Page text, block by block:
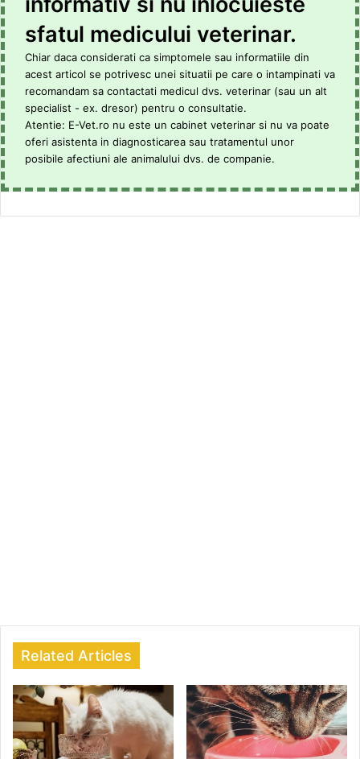
sfatul medicului veterinar.
Chiar daca considerati ca simptomele sau informatiile din
acest articol se potrivesc unei situatii pe care o intampinati va
recomandam sa contactati medicul dvs. veterinar (sau un alt
specialist - ex. dresor) pentru o consultatie.
Atentie: E-Vet.ro nu este un cabinet veterinar si nu va poate
oferi asistenta in diagnosticarea sau tratamentul unor
posibile afectiuni ale animalului dvs. de companie.
Related Articles